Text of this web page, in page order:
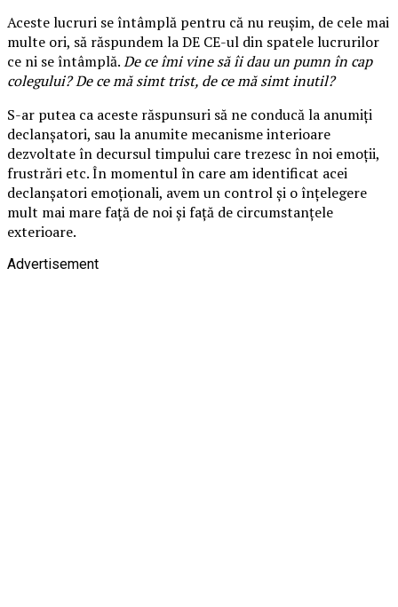
Aceste lucruri se întâmplă pentru că nu reușim, de cele mai
multe ori, să răspundem la DE CE-ul din spatele lucrurilor
ce ni se întâmplă.De ce îmi vine să îi dau un pumn în cap
colegului? De ce mă simt trist, de ce mă simt inutil?
S-ar putea ca aceste răspunsuri să ne conducă la anumiți
declanșatori, sau la anumite mecanisme interioare
dezvoltate în decursul timpului care trezesc în noi emoții,
frustrări etc. În momentul în care am identificat acei
declanșatori emoționali, avem un control și o înțelegere
mult mai mare față de noi și față de circumstanțele
exterioare.
Advertisement